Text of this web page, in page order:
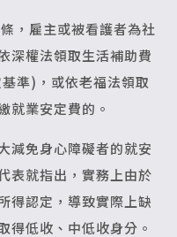
，雇主或被看護者為社
深權法領取生活補助費
準)，或依老福法領取
就業安定費的。
減免身心障礙者的就安
表就指出，實務上由於
得認定，導致實際上缺
得低收、中低收身分。